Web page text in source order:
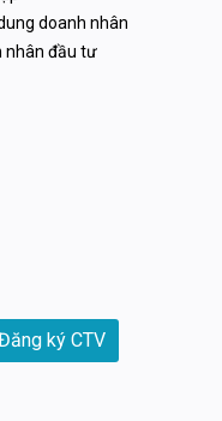
doanh nhân
nhân đầu tư
ký CTV